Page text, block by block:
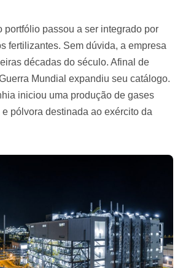
portfólio passou a ser integrado por
fertilizantes. Sem dúvida, a empresa
décadas do século. Afinal de
Mundial expandiu seu catálogo.
iniciou uma produção de gases
pólvora destinada ao exército da